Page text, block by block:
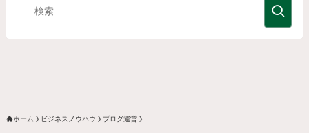
ホーム ビジネスノウハウ ブログ運営